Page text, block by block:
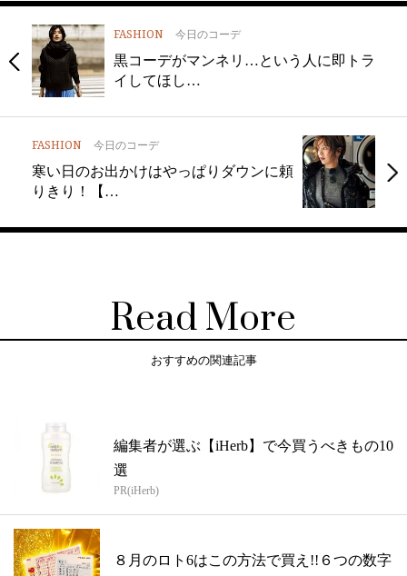
FASHION 今日のコーデ
黒コーデがマンネリ…という人に即トラ
イしてほし…
FASHION 今日のコーデ
寒い日のお出かけはやっぱりダウンに頼
りきり！【…
Read More
おすすめの関連記事
編集者が選ぶ【iHerb】で今買うべきもの10
選
PR(iHerb)
８月のロト6はこの方法で買え!!６つの数字